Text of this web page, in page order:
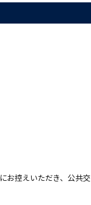
お控えいただき、公共交